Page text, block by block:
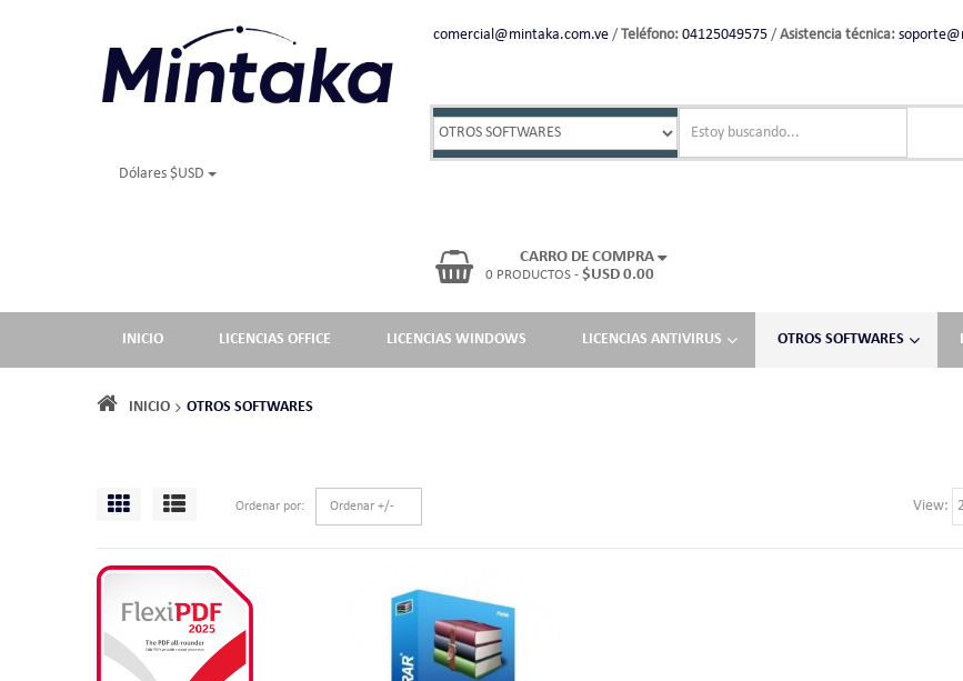
comercial@mintaka.com.ve/ Teléfono: 04125049575/ Asistencia técnica:
Dólares $USD
CARRO DE COMPRA
0 PRODUCTOS - $USD 0.00
INICIO LICENCIAS OFFICE LICENCIAS WINDOWS LICENCIAS ANTIVIRUS OTROS SOFTWARES
INICIO OTROS SOFTWARES
View
Ordenar por Ordenar +/-